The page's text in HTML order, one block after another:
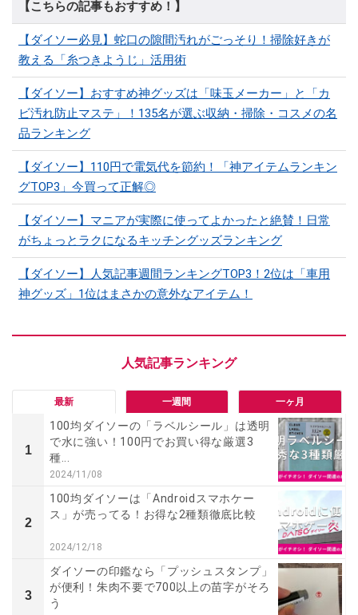
【こちらの記事もおすすめ！】
【ダイソー必見】蛇口の隙間汚れがごっそり！掃除好きが
教える「糸つきようじ」活用術
【ダイソー】おすすめ神グッズは「味玉メーカー」と「カ
ビ汚れ防止マステ」！135名が選ぶ収納・掃除・コスメの名
品ランキング
【ダイソー】110円で電気代を節約！「神アイテムランキン
グTOP3」今買って正解◎
【ダイソー】マニアが実際に使ってよかったと絶賛！日常
がちょっとラクになるキッチングッズランキング
【ダイソー】人気記事週間ランキングTOP3！2位は「車用
神グッズ」1位はまさかの意外なアイテム！
最新 一週間 一ヶ月
1
100均ダイソーの「ラベルシール」は透明
で水に強い！100円でお買い得な厳選3
種...
2024/11/08
2
100均ダイソーは「Androidスマホケー
ス」が売ってる！お得な2種類徹底比較
2024/12/18
3
ダイソーの印鑑なら「プッシュスタンプ」
が便利！朱肉不要で700以上の苗字がそろ
う